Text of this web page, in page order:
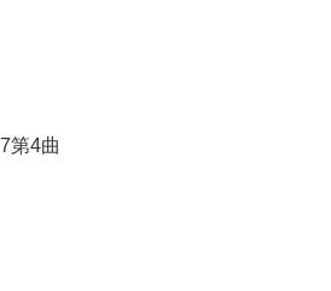
第4曲